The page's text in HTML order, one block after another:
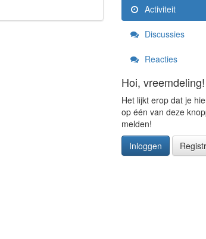
Activiteit
Discussies
Reacties
Hoi, vreemdeling!
Het lijkt erop dat je
op één van deze
melden!
Inloggen